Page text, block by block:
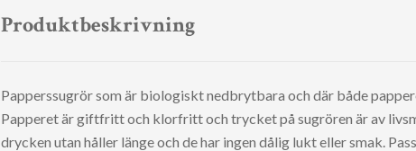
Produktbeskrivning
Papperssugrör som är biologiskt nedbrytbara och där både
Papperet är giftfritt och klorfritt och trycket på sugrören är av
drycken utan håller länge och de har ingen dålig lukt eller smak.